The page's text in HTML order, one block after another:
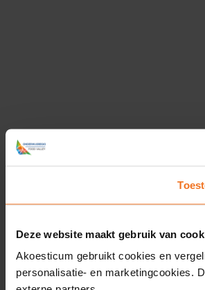
Deze website maakt gebruik van
Akoesticum gebruikt cookies en
personalisatie- en marketingcookies.